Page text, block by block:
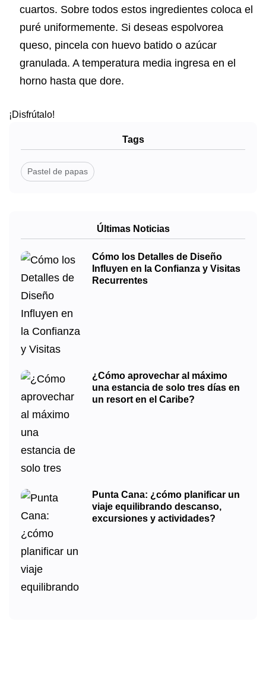
cuartos. Sobre todos estos ingredientes coloca el
puré uniformemente. Si deseas espolvorea
queso, pincela con huevo batido o azúcar
granulada. A temperatura media ingresa en el
horno hasta que dore.
¡Disfrútalo!
Tags
Pastel de papas
Últimas Noticias
Cómo los Detalles de Diseño
Influyen en la Confianza y Visitas
Recurrentes
¿Cómo aprovechar al máximo
una estancia de solo tres días en
un resort en el Caribe?
Punta Cana: ¿cómo planificar un
viaje equilibrando descanso,
excursiones y actividades?